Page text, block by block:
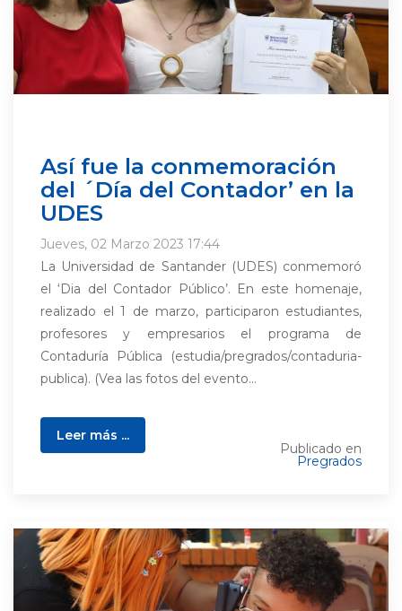
Así fue la conmemoración
del ´Día del Contador’ en la
UDES
Jueves, 02 Marzo 2023 17:44
La Universidad de Santander (UDES) conmemoró
el ‘Dia del Contador Público’. En este homenaje,
realizado el 1 de marzo, participaron estudiantes,
profesores y empresarios el programa de
Contaduría Pública (estudia/pregrados/contaduria-
publica). (Vea las fotos del evento...
Leer más ...
Publicado en
Pregrados